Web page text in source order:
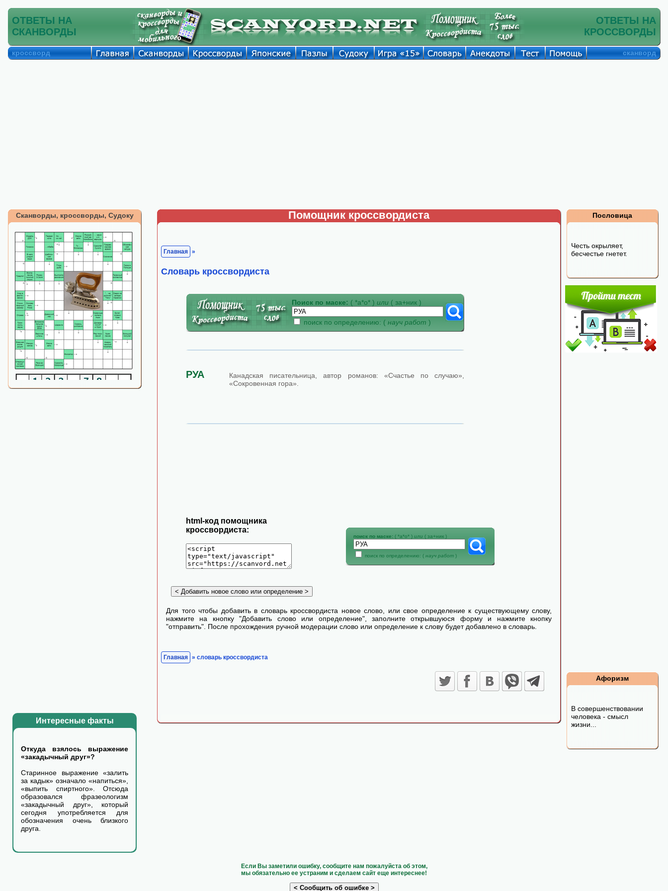
ОТВЕТЫ НА
СКАНВОРДЫ
ОТВЕТЫ НА
КРОССВОРДЫ
кроссворд сканворд
Сканворды, кроссворды, Судоку
Интересные факты
Откуда взялось выражение
«закадычный друг»?
Старинное выражение «залить
за кадык» означало «напиться»,
«выпить спиртного». Отсюда
образовался фразеологизм
«закадычный друг», который
сегодня употребляется для
обозначения очень близкого
друга.
Помощник кроссвордиста
Главная »
Cловарь кроссвордиста
Поиск по маске: ( *а*о* ) или ( за+ник )
поиск по определению: ( науч работ )
РУА
Канадская писательница, автор романов: «Счастье по случаю»,
«Сокровенная гора».
html-код помощника
кроссвордиста:
поиск по маске: ( *а*о* ) или ( за+ник )
поиск по определению: ( науч работ )
Для того чтобы добавить в словарь кроссвордиста новое слово, или свое определение к существующему слову,
нажмите на кнопку "Добавить слово или определение", заполните открывшуюся форму и нажмите кнопку
"отправить". После прохождения ручной модерации слово или определение к слову будет добавлено в словарь.
Главная » словарь кроссвордиста
Пословица
Честь окрыляет,
бесчестье гнетет.
Афоризм
В совершенствовании
человека - смысл
жизни...
Если Вы заметили ошибку, сообщите нам пожалуйста об этом,
мы обязательно ее устраним и сделаем сайт еще интереснее!